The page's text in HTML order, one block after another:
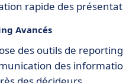
rapide des
Avancés
des outils de
des